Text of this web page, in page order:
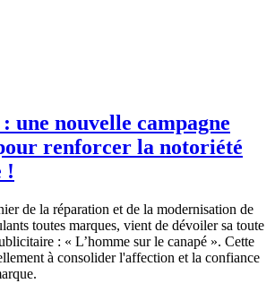
une nouvelle campagne
renforcer la notoriété
!
de la réparation et de la modernisation de
toutes marques, vient de dévoiler sa toute
: « L’homme sur le canapé ». Cette
à consolider l'affection et la confiance